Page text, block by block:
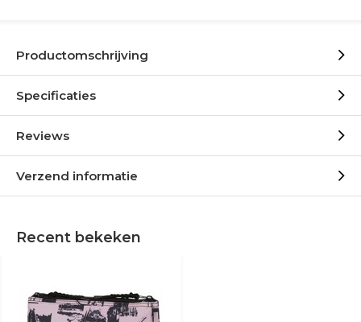
Productomschrijving
Specificaties
Reviews
Verzend informatie
Recent bekeken